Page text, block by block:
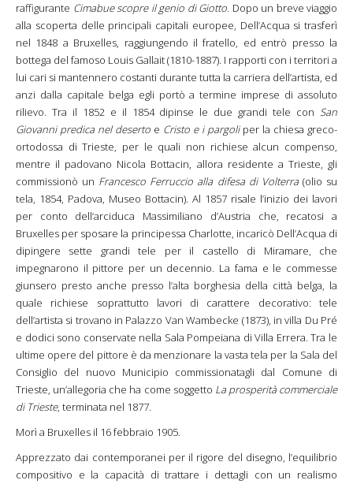
raffigurante Cimabue scopre il genio di Giotto. Dopo un breve viaggio
alla scoperta delle principali capitali europee, Dell’Acqua si trasferì
nel 1848 a Bruxelles, raggiungendo il fratello, ed entrò presso la
bottega del famoso Louis Gallait (1810-1887). I rapporti con i territori a
lui cari si mantennero costanti durante tutta la carriera dell’artista, ed
anzi dalla capitale belga egli portò a termine imprese di assoluto
rilievo. Tra il 1852 e il 1854 dipinse le due grandi tele con San
Giovanni predica nel deserto e Cristo e i pargoliper la chiesa greco-
ortodossa di Trieste, per le quali non richiese alcun compenso,
mentre il padovano Nicola Bottacin, allora residente a Trieste, gli
commissionò un Francesco Ferruccio alla difesa di Volterra(olio su
tela, 1854, Padova, Museo Bottacin). Al 1857 risale l’inizio dei lavori
per conto dell’arciduca Massimiliano d’Austria che, recatosi a
Bruxelles per sposare la principessa Charlotte, incaricò Dell’Acqua di
dipingere sette grandi tele per il castello di Miramare, che
impegnarono il pittore per un decennio. La fama e le commesse
giunsero presto anche presso l’alta borghesia della città belga, la
quale richiese soprattutto lavori di carattere decorativo: tele
dell’artista si trovano in Palazzo Van Wambecke (1873), in villa Du Pré
e dodici sono conservate nella Sala Pompeiana di Villa Errera. Tra le
ultime opere del pittore è da menzionare la vasta tela per la Sala del
Consiglio del nuovo Municipio commissionatagli dal Comune di
Trieste, un’allegoria che ha come soggetto La prosperità commerciale
di Trieste, terminata nel 1877.
Morì a Bruxelles il 16 febbraio 1905.
Apprezzato dai contemporanei per il rigore del disegno, l’equilibrio
compositivo e la capacità di trattare i dettagli con un realismo